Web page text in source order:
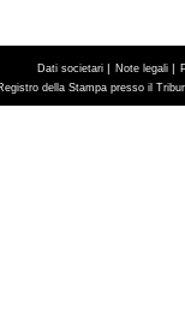
Dati societari | Note legali |
della Stampa presso il